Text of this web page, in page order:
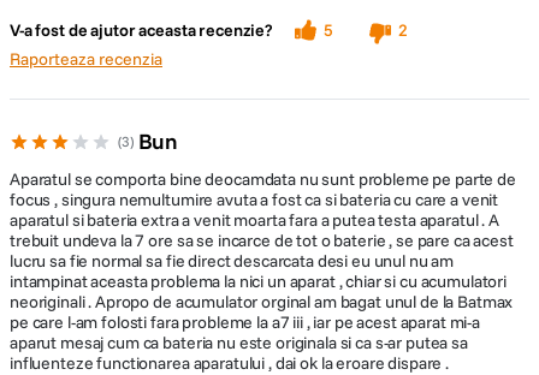
Codificare All-Intra acceptata pe langa Long GOP
Inregistrarea All-Intra codifica fiecare cadru independent, la viteze de
biti de pana la 600 Mbps, captand miscarea complexa mai precis si
eficientizand editarea. [1] All-Intra (All-I) [2] Long-GOP [3] Grup de
imagini.
V-a fost de ajutor aceasta recenzie? 5
2
Raporteaza recenzia
3 Bun
Aparatul se comporta bine deocamdata nu sunt probleme pe parte de
focus , singura nemultumire avuta a fost ca si bateria cu care a venit
aparatul si bateria extra a venit moarta fara a putea testa aparatul . A
trebuit undeva la 7 ore sa se incarce de tot o baterie , se pare ca acest
lucru sa fie normal sa fie direct descarcata desi eu unul nu am
intampinat aceasta problema la nici un aparat , chiar si cu acumulatori
neoriginali . Apropo de acumulator orginal am bagat unul de la Batmax
pe care l-am folosti fara probleme la a7 iii , iar pe acest aparat mi-a
aparut mesaj cum ca bateria nu este originala si ca s-ar putea sa
influenteze functionarea aparatului , dai ok la eroare dispare .